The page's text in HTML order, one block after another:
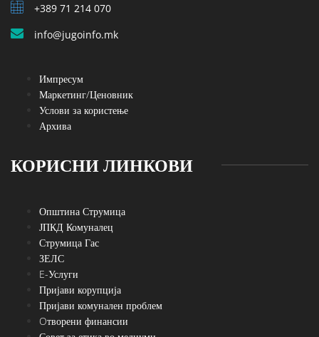
+389 71 214 070
info@jugoinfo.mk
Импресум
Маркетинг/Ценовник
Услови за користење
Архива
КОРИСНИ ЛИНКОВИ
Општина Струмица
ЈПКД Комуналец
Струмица Гас
ЗЕЛС
E-Услуги
Пријави корупција
Пријави комунален проблем
Oтворени финансии